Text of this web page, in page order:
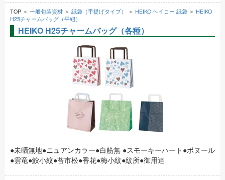
TOP ＞ 一般包装資材 ＞ 紙袋（手提げタイプ） ＞ HEIKO ヘイコー 紙袋 ＞ HEIKO
H25チャームバッグ（平紐）
HEIKO H25チャームバッグ（各種）
●未晒無地●ニュアンカラー●白筋無 ●スモーキーハート●ボヌール
●雲竜●鮫小紋●苔市松●香花●梅小紋●紋所●御用達